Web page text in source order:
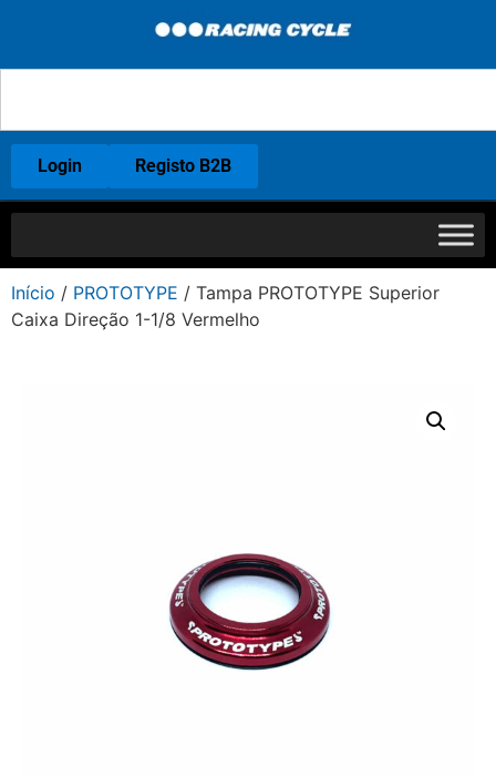
Login Registo B2B
Início / PROTOTYPE / Tampa PROTOTYPE Superior
Caixa Direção 1-1/8 Vermelho